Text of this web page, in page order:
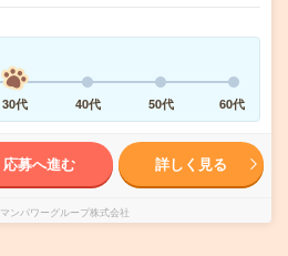
30代 40代 50代 60代
応募へ進む 詳しく見る
マンパワーグループ株式会社